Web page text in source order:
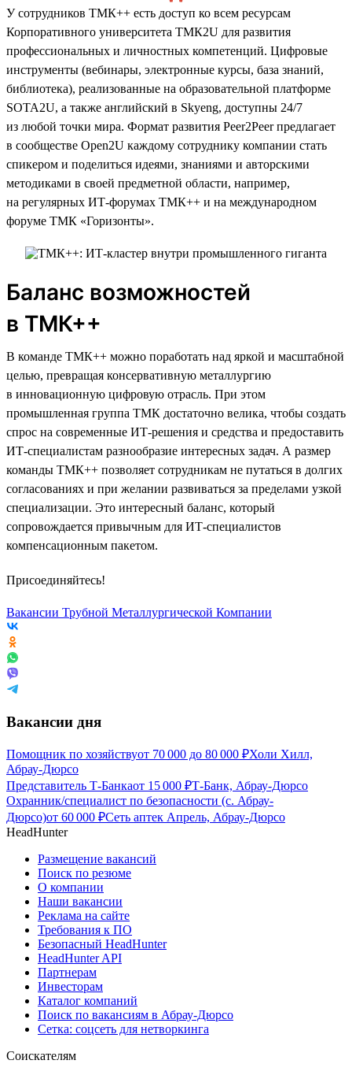
У сотрудников ТМК++ есть доступ ко всем ресурсам
Корпоративного университета ТМК2U для развития
профессиональных и личностных компетенций. Цифровые
инструменты (вебинары, электронные курсы, база знаний,
библиотека), реализованные на образовательной платформе
SOTA2U, а также английский в Skyeng, доступны 24/7
из любой точки мира. Формат развития Peer2Peer предлагает
в сообществе Open2U каждому сотруднику компании стать
спикером и поделиться идеями, знаниями и авторскими
методиками в своей предметной области, например,
на регулярных ИТ-форумах ТМК++ и на международном
форуме ТМК «Горизонты».
Баланс возможностей
в ТМК++
В команде ТМК++ можно поработать над яркой и масштабной
целью, превращая консервативную металлургию
в инновационную цифровую отрасль. При этом
промышленная группа ТМК достаточно велика, чтобы создать
спрос на современные ИТ-решения и средства и предоставить
ИТ-специалистам разнообразие интересных задач. А размер
команды ТМК++ позволяет сотрудникам не путаться в долгих
согласованиях и при желании развиваться за пределами узкой
специализации. Это интересный баланс, который
сопровождается привычным для ИТ-специалистов
компенсационным пакетом.
Присоединяйтесь!
Вакансии Трубной Металлургической Компании
Вакансии дня
Помощник по хозяйствуот 70 000 до 80 000 ₽Холи Хилл,
Абрау-Дюрсо
Представитель Т-Банкаот 15 000 ₽Т-Банк, Абрау-Дюрсо
Охранник/специалист по безопасности (с. Абрау-
Дюрсо)от 60 000 ₽Сеть аптек Апрель, Абрау-Дюрсо
HeadHunter
Размещение вакансий
Поиск по резюме
О компании
Наши вакансии
Реклама на сайте
Требования к ПО
Безопасный HeadHunter
HeadHunter API
Партнерам
Инвесторам
Каталог компаний
Поиск по вакансиям в Абрау-Дюрсо
Сетка: соцсеть для нетворкинга
Соискателям